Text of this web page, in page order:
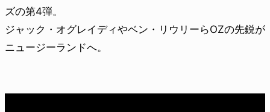
ズの第4弾。
ジャック・オグレイディやベン・リウリーらOZの先鋭が
ニュージーランドへ。